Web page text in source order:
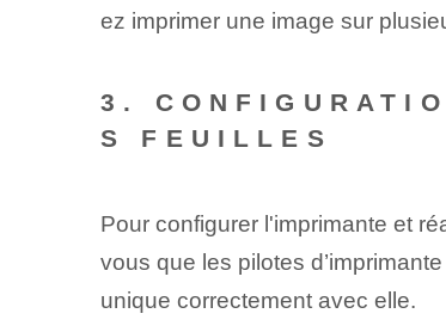
ez imprimer une image sur
3.
S FEUILLES
Pour configurer l'imprimante et
vous que les pilotes
unique correctement avec elle.